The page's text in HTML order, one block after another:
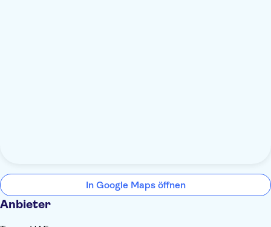
In Google Maps öffnen
Anbieter